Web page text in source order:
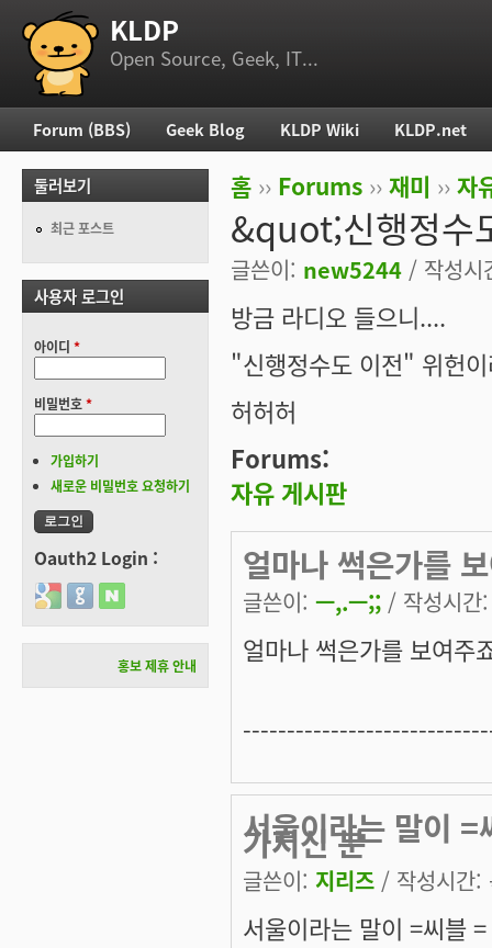
부 메뉴 KLDP
Open Source, Geek, IT...
현재 위치
홈 ›› Forums ›› 재미 ›› 자
&quot;신행정수
글쓴이: new5244 / 작성
방금 라디오 들으니....
"신행정수도 이전" 위헌
허허허
Forums:
자유 게시판
얼마나 썩은가를
글쓴이: ㅡ,.ㅡ;; / 작성시
얼마나 썩은가를 보여주
서울이라는 말이
가지신 분
글쓴이: 지리즈 / 작성시간
서울이라는 말이 =씨블
주 메뉴
Forum (BBS) Geek Blog KLDP Wiki KLDP.net
둘러보기
최근 포스트
사용자 로그인
아이디 *
비밀번호*
가입하기
새로운 비밀번호 요청하기
Oauth2 Login :
Login with Google
Login with GitHub
Login with Naver
홍보 제휴 안내